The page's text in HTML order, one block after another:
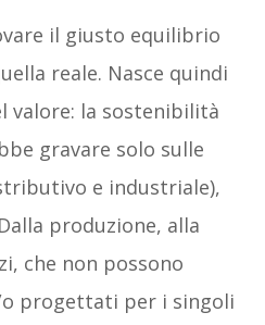
il giusto equilibrio
reale. Nasce quindi
valore: la sostenibilità
gravare solo sulle
e industriale),
produzione, alla
che non possono
progettati per i singoli